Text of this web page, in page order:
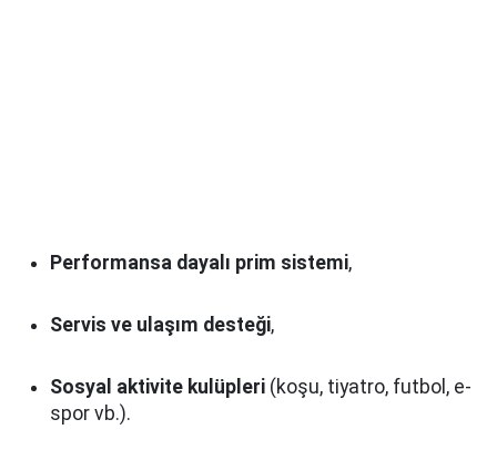
Performansa dayalı prim sistemi,
Servis ve ulaşım desteği,
Sosyal aktivite kulüpleri (koşu, tiyatro, futbol, e-
spor vb.).